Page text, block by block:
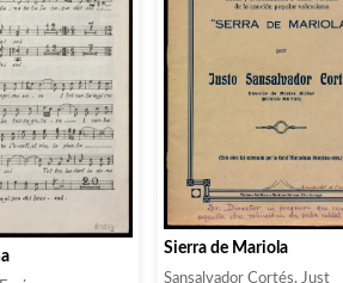
Sierra de Mariola
Sansalvador Cortés, Just